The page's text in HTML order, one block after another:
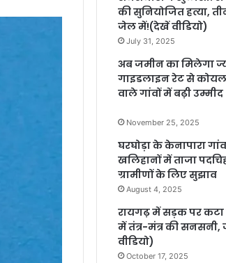
की सुनियोजित हत्या,
जेल में!(देखें वीडियो)
July 31, 2025
अब जमीन का मिलेगा
गाइडलाइन रेट से
वाले गांवों में बढ़ी उम्मीद
November 25, 2025
घरघोड़ा के केनापारा
खलिहानों में ताजा
ग्रामीणों के लिए सुझाव
August 4, 2025
रायगढ़ में सड़क पर कटा
में तंत्र-मंत्र की
वीडियो)
October 17, 2025